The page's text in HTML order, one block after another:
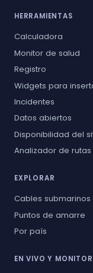
HERRAMIENTAS
Calculadora
Monitor de salud
Registro
Widgets para
Incidentes
Datos abiertos
Disponibilidad del
Analizador de
EXPLORAR
Cables submarinos
Puntos de amarre
Por país
EN VIVO Y